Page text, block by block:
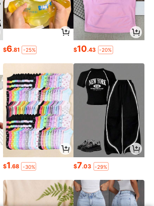
$6.81 -25% $10.43 -20%
$1.68 -30% $7.03 -29%